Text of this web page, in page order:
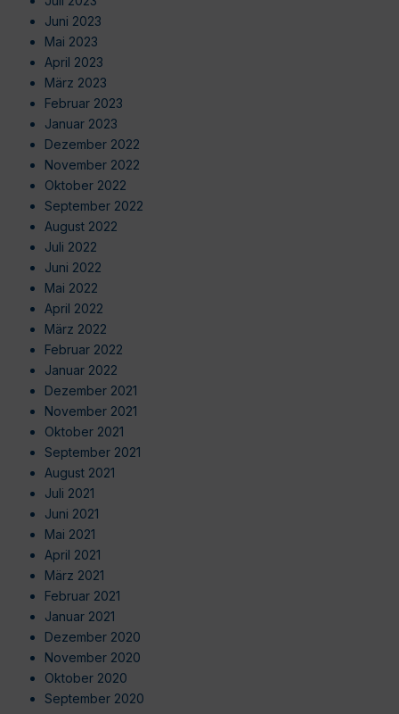
Juni 2023
Mai 2023
April 2023
März 2023
Februar 2023
Januar 2023
Dezember 2022
November 2022
Oktober 2022
September 2022
August 2022
Juli 2022
Juni 2022
Mai 2022
April 2022
März 2022
Februar 2022
Januar 2022
Dezember 2021
November 2021
Oktober 2021
September 2021
August 2021
Juli 2021
Juni 2021
Mai 2021
April 2021
März 2021
Februar 2021
Januar 2021
Dezember 2020
November 2020
Oktober 2020
September 2020